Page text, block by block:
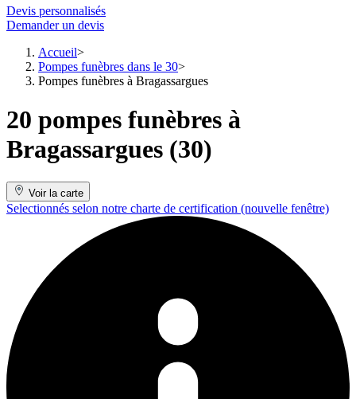
Devis personnalisés
Demander un devis
Accueil
Pompes funèbres dans le 30
Pompes funèbres à Bragassargues
20 pompes funèbres à
Bragassargues (30)
Voir la carte
Selectionnés selon notre charte de certification (nouvelle fenêtre)